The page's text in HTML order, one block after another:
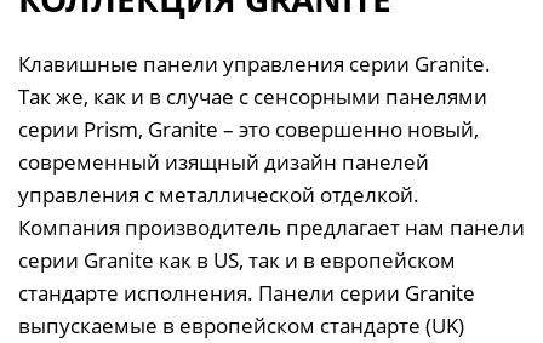
Клавишные панели управления серии Granite.
Так же, как и в случае с сенсорными панелями
серии Prism, Granite – это совершенно новый,
современный изящный дизайн панелей
управления с металлической отделкой.
Компания производитель предлагает нам панели
серии Granite как в US, так и в европейском
стандарте исполнения. Панели серии Granite
выпускаемые в европейском стандарте (UK)